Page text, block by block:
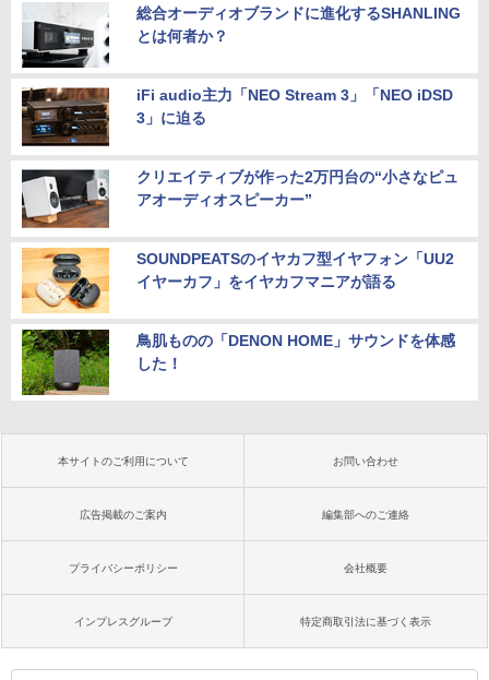
総合オーディオブランドに進化するSHANLING
とは何者か？
iFi audio主力「NEO Stream 3」「NEO iDSD
3」に迫る
クリエイティブが作った2万円台の“小さなピュ
アオーディオスピーカー”
SOUNDPEATSのイヤカフ型イヤフォン「UU2
イヤーカフ」をイヤカフマニアが語る
鳥肌ものの「DENON HOME」サウンドを体感
した！
本サイトのご利用について お問い合わせ
広告掲載のご案内 編集部へのご連絡
プライバシーポリシー 会社概要
インプレスグループ 特定商取引法に基づく表示